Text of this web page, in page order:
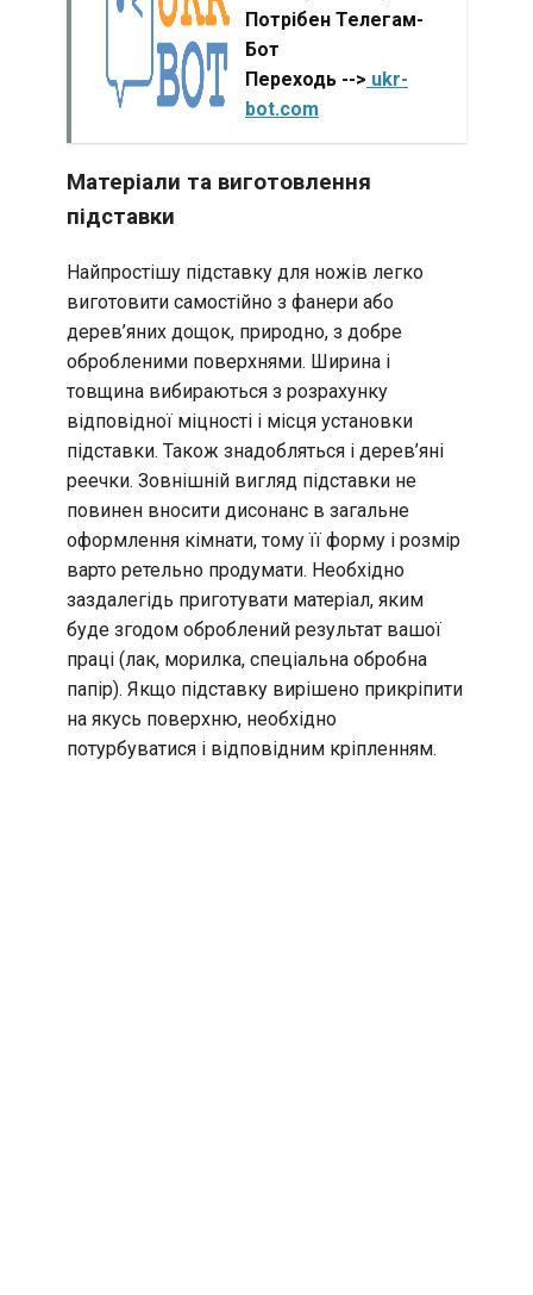
Потрібен Телегам-
Бот
Переходь --> ukr-
bot.com
Матеріали та виготовлення
підставки
Найпростішу підставку для ножів легко
виготовити самостійно з фанери або
дерев’яних дощок, природно, з добре
обробленими поверхнями. Ширина і
товщина вибираються з розрахунку
відповідної міцності і місця установки
підставки. Також знадобляться і дерев’яні
реечки. Зовнішній вигляд підставки не
повинен вносити дисонанс в загальне
оформлення кімнати, тому її форму і розмір
варто ретельно продумати. Необхідно
заздалегідь приготувати матеріал, яким
буде згодом оброблений результат вашої
праці (лак, морилка, спеціальна обробна
папір). Якщо підставку вирішено прикріпити
на якусь поверхню, необхідно
потурбуватися і відповідним кріпленням.